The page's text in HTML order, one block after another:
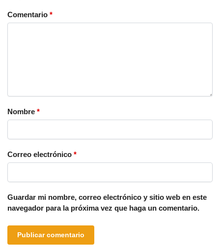
Comentario *
Nombre *
Correo electrónico *
Guardar mi nombre, correo electrónico y sitio web en este
navegador para la próxima vez que haga un comentario.